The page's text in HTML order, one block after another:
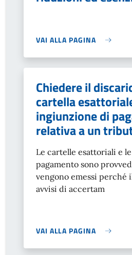
VAI ALLA PAGINA
Chiedere il
cartella
ingiunzione di
relativa a un
Le cartelle esattoriali e
pagamento sono
vengono emessi perché
avvisi di accertam
VAI ALLA PAGINA